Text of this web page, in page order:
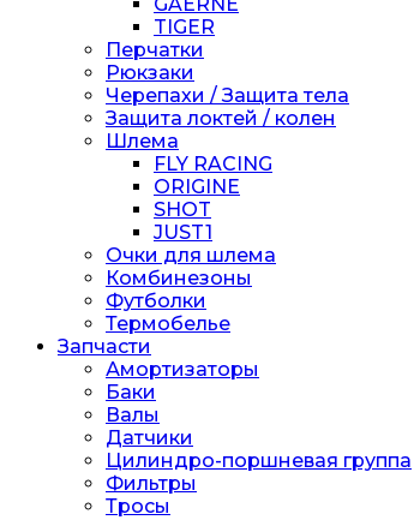
TIGER
Перчатки
Рюкзаки
Черепахи / Защита тела
Защита локтей / колен
Шлема
FLY RACING
ORIGINE
SHOT
JUST1
Очки для шлема
Комбинезоны
Футболки
Термобелье
Запчасти
Амортизаторы
Баки
Валы
Датчики
Цилиндро-поршневая группа
Фильтры
Тросы